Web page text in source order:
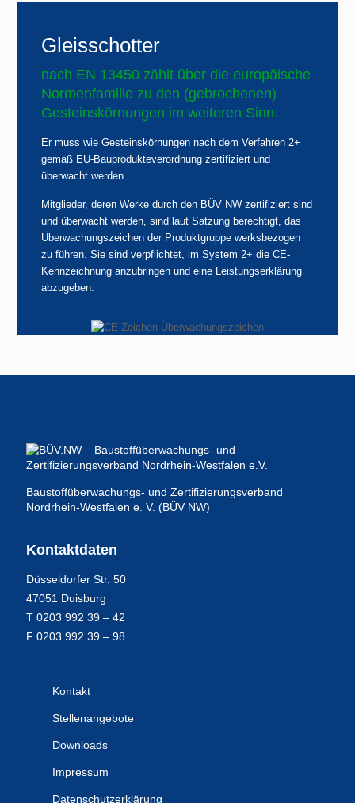
Gleisschotter
nach EN 13450 zählt über die europäische
Normenfamilie zu den (gebrochenen)
Gesteinskörnungen im weiteren Sinn.
Er muss wie Gesteinskörnungen nach dem Verfahren 2+
gemäß EU-Bauprodukteverordnung zertifiziert und
überwacht werden.
Mitglieder, deren Werke durch den BÜV NW zertifiziert sind
und überwacht werden, sind laut Satzung berechtigt, das
Überwachungszeichen der Produktgruppe werksbezogen
zu führen. Sie sind verpflichtet, im System 2+ die CE-
Kennzeichnung anzubringen und eine Leistungserklärung
abzugeben.
Baustoffüberwachungs- und Zertifizierungsverband
Nordrhein-Westfalen e. V. (BÜV NW)
Kontaktdaten
Düsseldorfer Str. 50
47051 Duisburg
T 0203 992 39 – 42
F 0203 992 39 – 98
Kontakt
Stellenangebote
Downloads
Impressum
Datenschutzerklärung